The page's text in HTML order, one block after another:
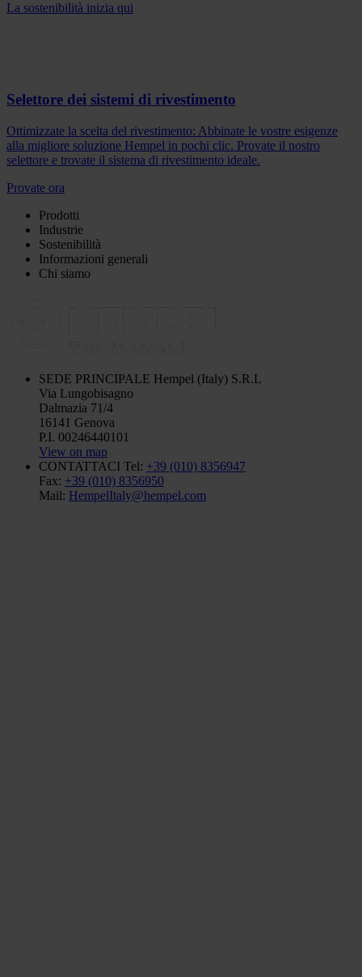
La sostenibilità inizia qui
Selettore dei sistemi di rivestimento
Ottimizzate la scelta del rivestimento: Abbinate le vostre esigenze
alla migliore soluzione Hempel in pochi clic. Provate il nostro
selettore e trovate il sistema di rivestimento ideale.
Provate ora
Prodotti
Industrie
Sostenibilità
Informazioni generali
Chi siamo
SEDE PRINCIPALE Hempel (Italy) S.R.L
Via Lungobisagno
Dalmazia 71/4
16141 Genova
P.I. 00246440101
View on map
CONTATTACI Tel: +39 (010) 8356947
Fax: +39 (010) 8356950
Mail: HempelItaly@hempel.com